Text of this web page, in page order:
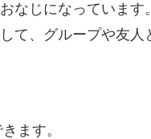
なじになっています。
て、グループや友人
ます。